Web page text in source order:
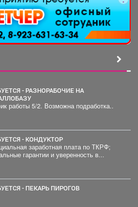
работы 5/2. Возможна подработка..
- КОНДУКТОР
заработная плата по ТКРФ;
гарантии и уверенность в...
- ПЕКАРЬ ПИРОГОВ